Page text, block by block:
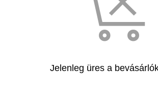
Jelenleg üres a